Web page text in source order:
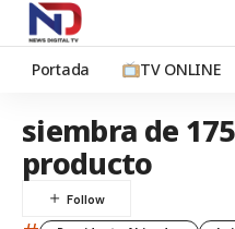
Portada TV ONLINE
siembra de
producto